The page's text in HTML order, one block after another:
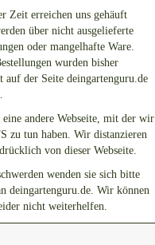
Zeit erreichen uns gehäuft
über nicht ausgelieferte
oder mangelhafte Ware.
wurden bisher
auf der Seite deingartenguru.de
eine andere Webseite, mit der wir
zu tun haben. Wir distanzieren
von dieser Webseite.
wenden sie sich bitte
deingartenguru.de. Wir können
nicht weiterhelfen.